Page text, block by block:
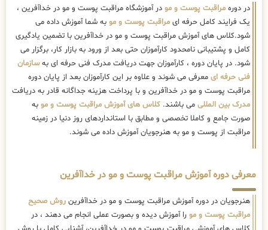
در دوره مراقبت پوست و مو در آموزشگاه مراقبت پوست و مو در خداآفرین ،
یک فرایند کامل حرفه ای مراقبت پوست و مو به شما آموزش داده می
شود.کلاس های آموزش مراقبت پوست و مو در خداآفرین با تضمین یادگیری
کامل و پشتیبانی نامحدود کارآموزان حتی بعد از ورود به بازار کار، برگزار می
شود. در پایان دوره ، کارآموزان جهت دریافت مدرک فنی حرفه ای بهسازمان
فنی حرفه ای معرفی می شوند و علاوه بر این کارآموزان بعد از پایان دوره
مراقبت پوست و مو در خداآفرین و با پرداخت هزینه جداگانه قادر به دریافت
مدرک بین المللی می باشند. کلاس های آموزش مراقبت پوست و مو به
صورت جامع و کاملا تخصصی و مطابق با استانداردهای روز دنیا در زمینه
مراقبت از پوست و مو به هنرجویان آموزش داده می شوند.
معرفی دوره آموزش مراقبت پوست و مو در خداآفرین
هنرجویان در دوره آموزش مراقبت پوست و مو در خداآفرین روش صحیح
مراقبت پوست و مو را آموزش دیده و بصورت عملی انجام می دهند ، در